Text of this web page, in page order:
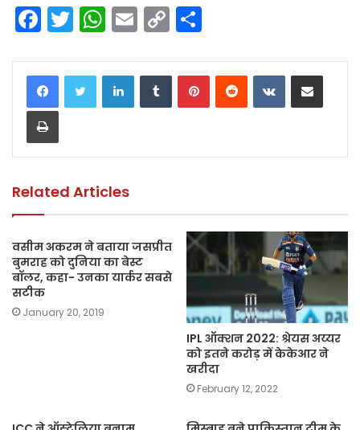
F
c
e
b
o
k
T
itt
er
W
a
ts
p
E
ai
l
C
p
y
n
ar
e
LinkedInTumblrPinterestReddit VKontakteShare via Email
Print
Related Articles
वसीम अकरम ने बताया जसप्रीत
बुमराह को दुनिया का बेस्ट
बॉलर, कहा- उनका यार्कर सबसे
सटीक
January 20, 2019
IPL ऑक्शन 2022: श्रेयस अय्यर
को इतने करोड़ में केकेआर ने
खरीदा
February 12, 2022